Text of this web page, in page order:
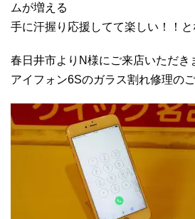
ムが増える
手に汗握り応援してて楽しい！！
春日井市よりN様にご来店いただき
アイフォン6Sのガラス割れ修理のご